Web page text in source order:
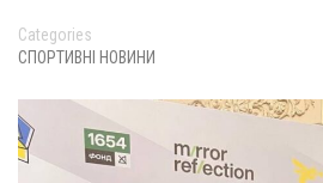
Categories
СПОРТИВНІ НОВИНИ